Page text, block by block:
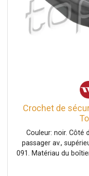
Crochet de
Couleur: noir. Côté
passager av.,
091. Matériau du